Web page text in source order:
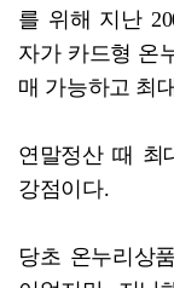
를 위해 지난
자가 카드형 온
매 가능하고 최
연말정산 때 최
강점이다.
당초 온누리상